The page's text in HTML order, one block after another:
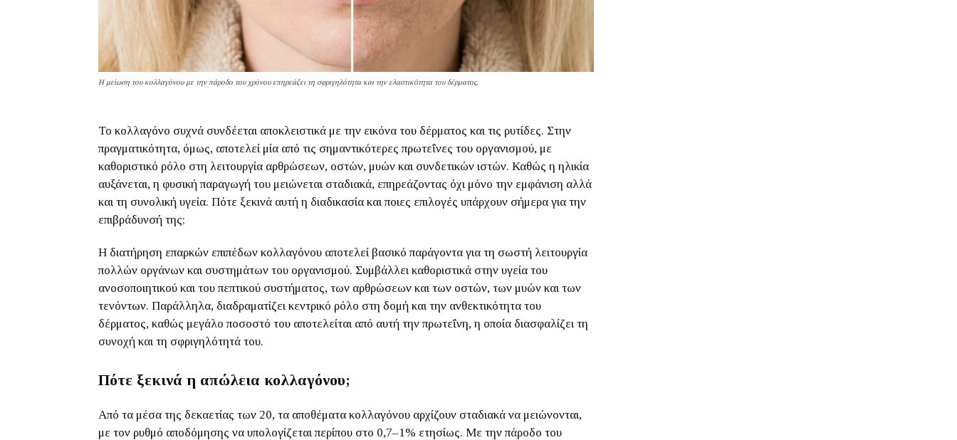
Η μείωση του κολλαγόνου με την πάροδο του χρόνου επηρεάζει τη σφριγηλότητα και την ελαστικότητα του δέρματος.
Το κολλαγόνο συχνά συνδέεται αποκλειστικά με την εικόνα του δέρματος και τις ρυτίδες. Στην
πραγματικότητα, όμως, αποτελεί μία από τις σημαντικότερες πρωτεΐνες του οργανισμού, με
καθοριστικό ρόλο στη λειτουργία αρθρώσεων, οστών, μυών και συνδετικών ιστών. Καθώς η ηλικία
αυξάνεται, η φυσική παραγωγή του μειώνεται σταδιακά, επηρεάζοντας όχι μόνο την εμφάνιση αλλά
και τη συνολική υγεία. Πότε ξεκινά αυτή η διαδικασία και ποιες επιλογές υπάρχουν σήμερα για την
επιβράδυνσή της;
Η διατήρηση επαρκών επιπέδων κολλαγόνου αποτελεί βασικό παράγοντα για τη σωστή λειτουργία
πολλών οργάνων και συστημάτων του οργανισμού. Συμβάλλει καθοριστικά στην υγεία του
ανοσοποιητικού και του πεπτικού συστήματος, των αρθρώσεων και των οστών, των μυών και των
τενόντων. Παράλληλα, διαδραματίζει κεντρικό ρόλο στη δομή και την ανθεκτικότητα του
δέρματος, καθώς μεγάλο ποσοστό του αποτελείται από αυτή την πρωτεΐνη, η οποία διασφαλίζει τη
συνοχή και τη σφριγηλότητά του.
Πότε ξεκινά η απώλεια κολλαγόνου;
Από τα μέσα της δεκαετίας των 20, τα αποθέματα κολλαγόνου αρχίζουν σταδιακά να μειώνονται,
με τον ρυθμό αποδόμησης να υπολογίζεται περίπου στο 0,7–1% ετησίως. Με την πάροδο του